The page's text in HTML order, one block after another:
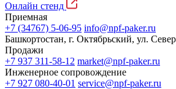
Онлайн стенд
Приемная
+7 (34767) 5-06-95 info@npf-paker.ru
Башкортостан, г. Октябрьский, ул.
Продажи
+7 937 311-58-12 market@npf-paker.ru
Инженерное сопровождение
+7 927 080-40-01 service@npf-paker.ru